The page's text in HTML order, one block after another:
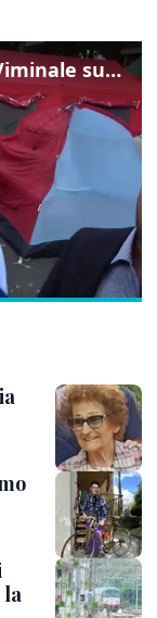
Gualtieri: "Responsabilità del Viminale su Spin Time? La posizione dei partiti è nota"
la